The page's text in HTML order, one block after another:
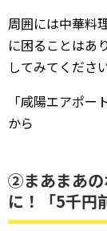
周囲には中華料
に困ることはあ
してみてください
「咸陽エアポ
から
②まあまあの
に！「5千円